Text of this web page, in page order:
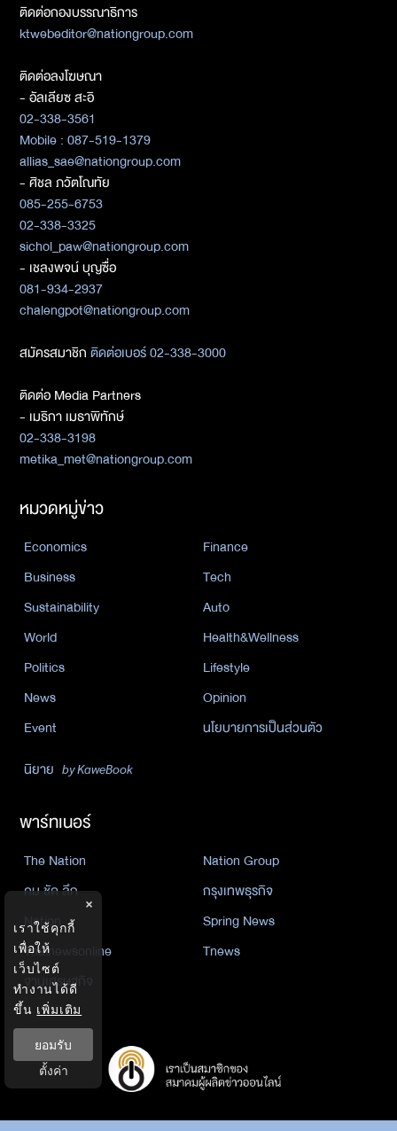
ติดต่อกองบรรณาธิการ
ktwebeditor@nationgroup.com
ติดต่อลงโฆษณา
- อัลเลียซ สะอิ
02-338-3561
Mobile : 087-519-1379
allias_sae@nationgroup.com
- ศิชล ภวัตโณทัย
085-255-6753
02-338-3325
sichol_paw@nationgroup.com
- เชลงพจน์ บุญซื่อ
081-934-2937
chalengpot@nationgroup.com
สมัครสมาชิกติดต่อเบอร์ 02-338-3000
ติดต่อ Media Partners
- เมธิกา เมธาพิทักษ์
02-338-3198
metika_met@nationgroup.com
หมวดหมู่ข่าว
Economics
Finance
Business
Tech
Sustainability
Auto
World
Health&Wellness
Politics
Lifestyle
News
Opinion
Event
นโยบายการเป็นส่วนตัว
นิยาย by KaweBook
พาร์ทเนอร์
The Nation
Nation Group
คม ชัด ลึก
กรุงเทพธุรกิจ
Nation
Spring News
Thainewsonline
Tnews
ฐานเศรษฐกิจ
×
เราใช้คุกกี้
เพื่อให้
เว็บไซต์
ทำงานได้ดี
ขึ้น เพิ่มเติม
ยอมรับ
ตั้งค่า